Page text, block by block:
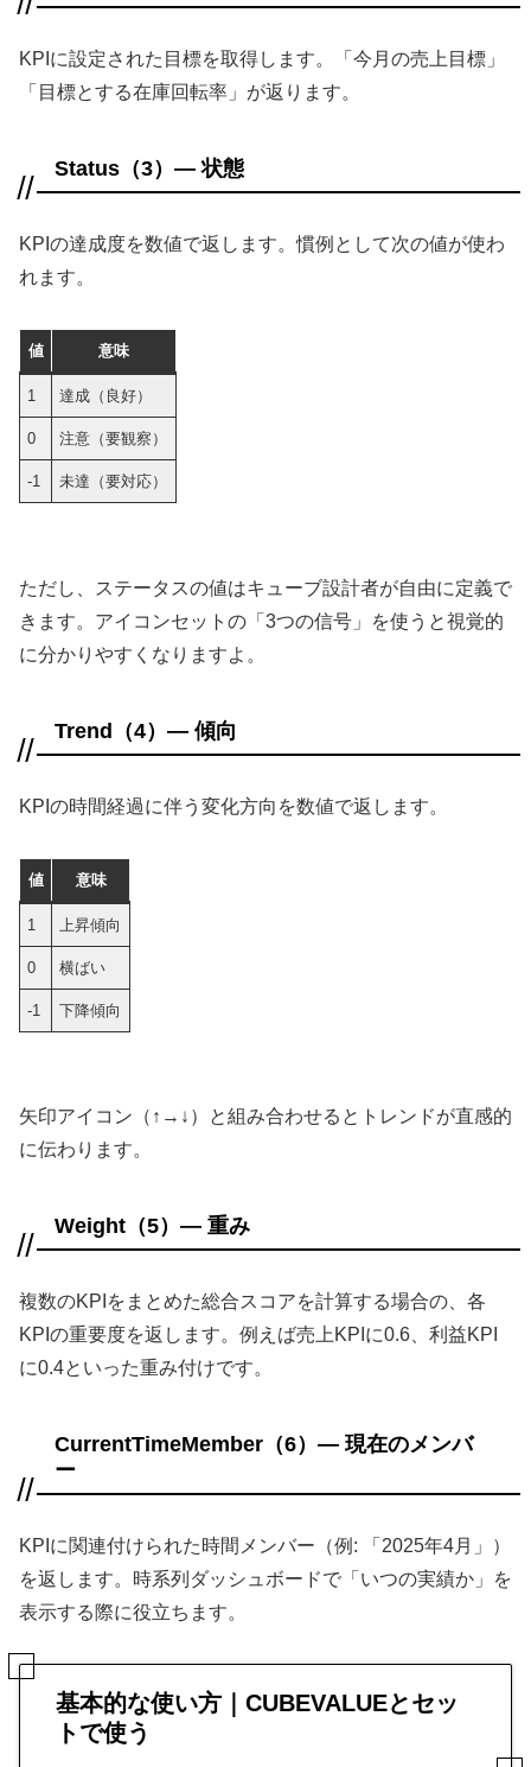
KPIに設定された目標を取得します。「今月の売上目標」
「目標とする在庫回転率」が返ります。
Status（3）— 状態
KPIの達成度を数値で返します。慣例として次の値が使わ
れます。
値 意味
1 達成（良好）
0 注意（要観察）
-1 未達（要対応）
ただし、ステータスの値はキューブ設計者が自由に定義で
きます。アイコンセットの「3つの信号」を使うと視覚的
に分かりやすくなりますよ。
Trend（4）— 傾向
KPIの時間経過に伴う変化方向を数値で返します。
値 意味
1 上昇傾向
0 横ばい
-1 下降傾向
矢印アイコン（↑→↓）と組み合わせるとトレンドが直感的
に伝わります。
Weight（5）— 重み
複数のKPIをまとめた総合スコアを計算する場合の、各
KPIの重要度を返します。例えば売上KPIに0.6、利益KPI
に0.4といった重み付けです。
CurrentTimeMember（6）— 現在のメンバ
ー
KPIに関連付けられた時間メンバー（例: 「2025年4月」）
を返します。時系列ダッシュボードで「いつの実績か」を
表示する際に役立ちます。
基本的な使い方｜CUBEVALUEとセッ
トで使う